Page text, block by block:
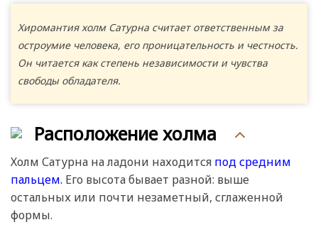
Хиромантия холм Сатурна считает ответственным за
остроумие человека, его проницательность и честность.
Он читается как степень независимости и чувства
свободы обладателя.
Расположение холма
Холм Сатурна на ладони находится под средним
пальцем. Его высота бывает разной: выше
остальных или почти незаметный, сглаженной
формы.